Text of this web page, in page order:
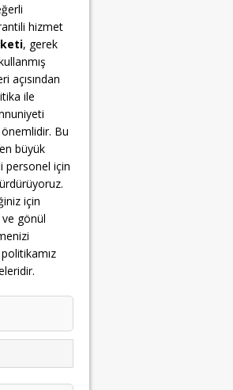
hizmet
, gerek
açısından
ile
Bu
büyük
personel için
için
ve gönül